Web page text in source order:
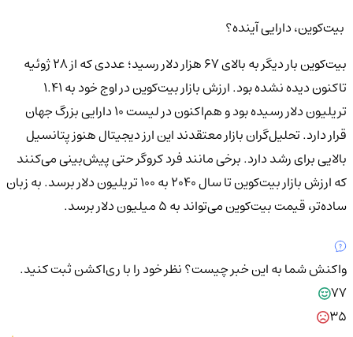
بیت‌کوین، دارایی آینده؟
بیت‌کوین بار دیگر به بالای ۶۷ هزار دلار رسید؛ عددی که از ۲۸ ژوئیه
تاکنون دیده نشده بود. ارزش بازار بیت‌کوین در اوج خود به ۱.۴۱
تریلیون دلار رسیده بود و هم‌اکنون در لیست ۱۰ دارایی بزرگ جهان
قرار دارد. تحلیل‌گران بازار معتقدند این ارز دیجیتال هنوز پتانسیل
بالایی برای رشد دارد. برخی مانند فرد کروگر حتی پیش‌بینی می‌کنند
که ارزش بازار بیت‌کوین تا سال ۲۰۴۰ به ۱۰۰ تریلیون دلار برسد. به زبان
ساده‌تر، قیمت بیت‌کوین می‌تواند به ۵ میلیون دلار برسد.
واکنش شما به این خبر چیست؟نظر خود را با ری‌اکشن ثبت کنید.
77
35